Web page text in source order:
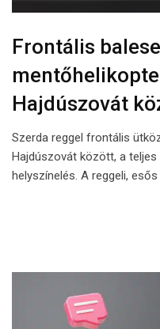
Frontális
Hajdúszovát
Szerda reggel frontális
Hajdúszovát között, a
helyszínelés. A reggeli, esős